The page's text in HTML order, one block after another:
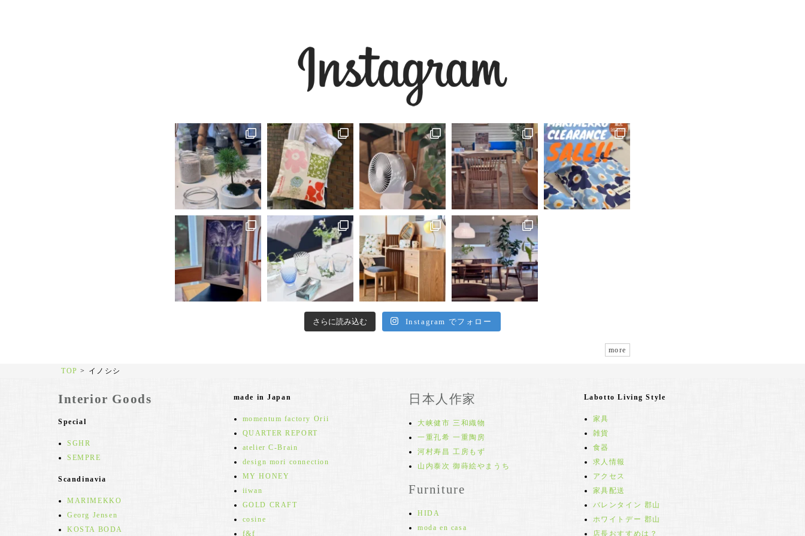
さらに読み込む Instagram でフォロー
more
TOP > イノシシ
Interior Goods
Special
SGHR
SEMPRE
Scandinavia
MARIMEKKO
Georg Jensen
KOSTA BODA
made in Japan
momentum factory Orii
QUARTER REPORT
atelier C-Brain
design mori connection
MY HONEY
iiwan
GOLD CRAFT
cosine
f&f
日本人作家
大峡健市 三和織物
一重孔希 一重陶房
河村寿昌 工房もず
山内泰次 御蒔絵やまうち
Furniture
HIDA
moda en casa
Labotto Living Style
家具
雑貨
食器
求人情報
アクセス
家具配送
バレンタイン 郡山
ホワイトデー 郡山
店長おすすめは？